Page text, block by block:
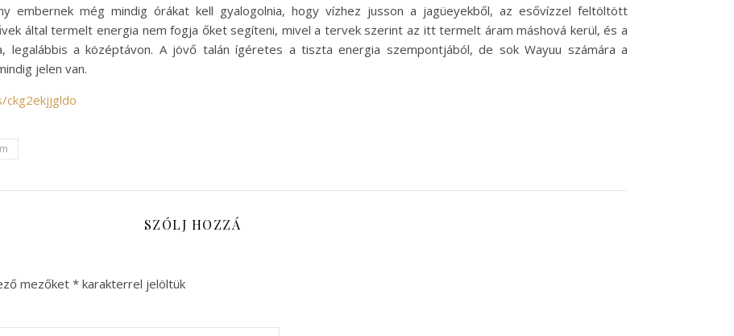
embernek még mindig órákat kell gyalogolnia, hogy vízhez jusson a jagüeyekből, az esővízzel feltöltött
által termelt energia nem fogja őket segíteni, mivel a tervek szerint az itt termelt áram máshová kerül, és a
legalábbis a középtávon. A jövő talán ígéretes a tiszta energia szempontjából, de sok Wayuu számára a
jelen van.
ckg2ekjjgldo
SZÓLJ HOZZÁ
mezőket * karakterrel jelöltük